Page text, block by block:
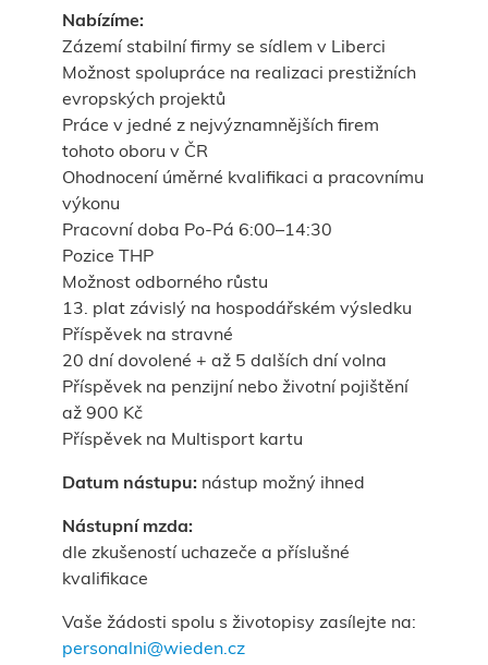
Nabízíme:
Zázemí stabilní firmy se sídlem v Liberci
Možnost spolupráce na realizaci prestižních
evropských projektů
Práce v jedné z nejvýznamnějších firem
tohoto oboru v ČR
Ohodnocení úměrné kvalifikaci a pracovnímu
výkonu
Pracovní doba Po-Pá 6:00–14:30
Pozice THP
Možnost odborného růstu
13. plat závislý na hospodářském výsledku
Příspěvek na stravné
20 dní dovolené + až 5 dalších dní volna
Příspěvek na penzijní nebo životní pojištění
až 900 Kč
Příspěvek na Multisport kartu
Datum nástupu: nástup možný ihned
Nástupní mzda:
dle zkušeností uchazeče a příslušné
kvalifikace
Vaše žádosti spolu s životopisy zasílejte na:
personalni@wieden.cz